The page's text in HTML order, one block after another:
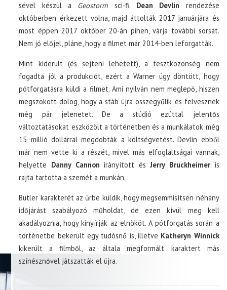
sével készül a Geostorm sci-fi. Dean Devlin rendezése
októberben érkezett volna, majd áttolták 2017 januárjára és
most éppen 2017 október 20-án pihen, várja további sorsát.
Nem jó előjel, pláne, hogy a filmet már 2014-ben leforgatták.
Mint kiderült (és sejteni lehetett), a tesztközönség nem
fogadta jól a produkciót, ezért a Warner úgy döntött, hogy
pótforgatásra küldi a filmet. Ami nyilván nem meglepő, hiszen
megszokott dolog, hogy a stáb újra összegyűlik és felvesznek
még pár jelenetet. De a stúdió ezúttal jelentős
változtatásokat eszközölt a történetben és a munkálatok még
15 millió dollárral megdobták a költségvetést. Devlin ebből
már nem vette ki a részét, mivel más elfoglaltságai vannak,
helyette Danny Cannon irányított ésJerry Bruckheimeris
rajta tartotta a szemét a munkán.
Butler karakterét az űrbe küldik, hogy megsemmisítsen néhány
időjárást szabályozó műholdat, de ezen kívül meg kell
akadályoznia, hogy kinyírják az elnököt. A pótforgatás során a
történetbe bekerült egy tudósnő is, illetve Katheryn Winnick
kikerült a filmből, az általa megformált karaktert más
színésznővel játszatták el újra.